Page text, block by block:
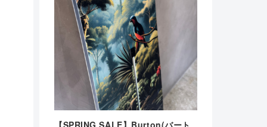
【SPRING SALE】Burton(バート